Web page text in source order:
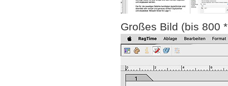
Großes Bild (bis 800